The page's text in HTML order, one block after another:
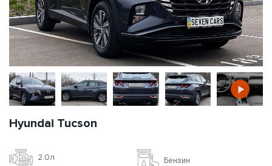
Hyundai Tucson
2.0л Бензин